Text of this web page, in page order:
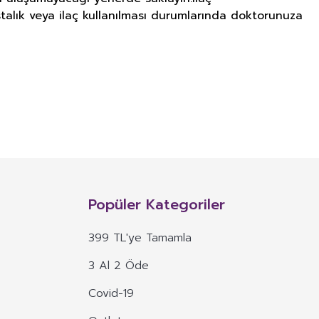
veya ilaç kullanılması durumlarında doktorunuza
maddelerin konsantre veya ekstraktlarının tek başına veya
dozu belirlenmiş ürünleri ifade eder.
böyle özelliklere atıfta bulunan ifadeler yer alamaz.
eden veya vurgulayan ifadeler yer alamaz.
Popüler Kategoriler
399 TL'ye Tamamla
3 Al 2 Öde
Covid-19